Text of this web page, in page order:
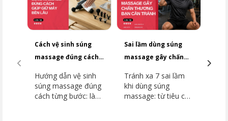
Cách vệ sinh súng
massage đúng cách
Hướng dẫn vệ sinh
súng massage đúng
cách từng bước: làm
Sai lầm dùng súng
massage gây chấn
tránh
Tránh xa 7 sai lầm
khi dùng súng
massage: từ tiêu cơ